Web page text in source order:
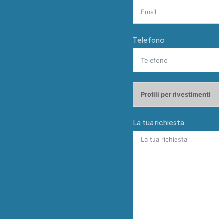
Telefono
La tua richiesta